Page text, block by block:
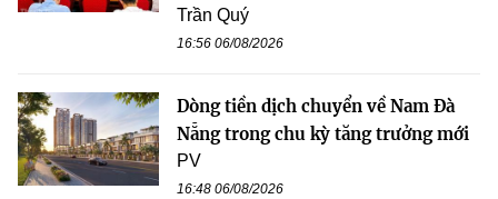
Trần Quý
16:56 06/08/2026
Dòng tiền dịch chuyển về Nam Đà
Nẵng trong chu kỳ tăng trưởng mới
PV
16:48 06/08/2026